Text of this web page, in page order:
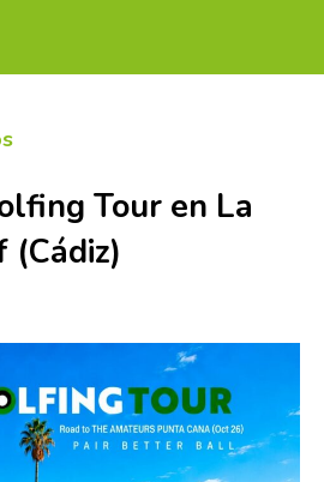
Tour en La
(Cádiz)